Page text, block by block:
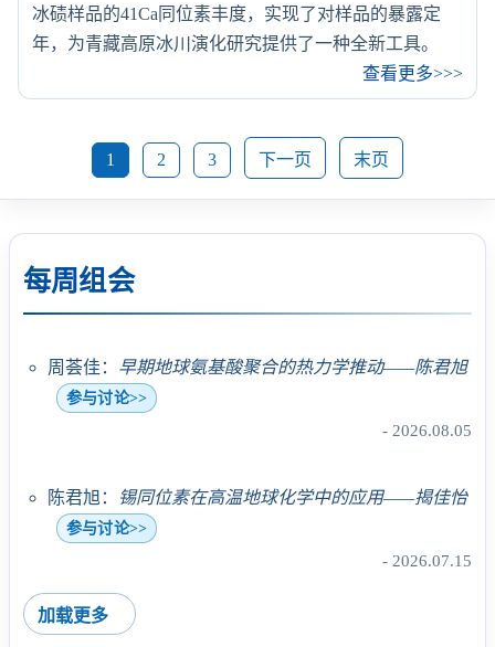
冰碛样品的41Ca同位素丰度，实现了对样品的暴露定
年，为青藏高原冰川演化研究提供了一种全新工具。
查看更多>>>
1 2 3 下一页 末页
每周组会
周荟佳： 早期地球氨基酸聚合的热力学推动——陈君旭
参与讨论>>
- 2026.08.05
陈君旭： 锡同位素在高温地球化学中的应用——揭佳怡
参与讨论>>
- 2026.07.15
加载更多